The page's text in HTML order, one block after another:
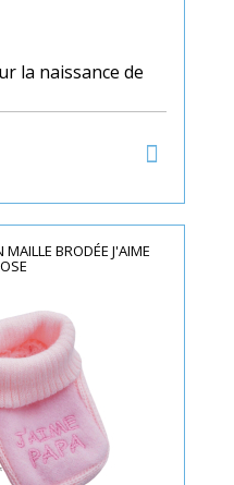
la naissance de
MAILLE BRODÉE J'AIME